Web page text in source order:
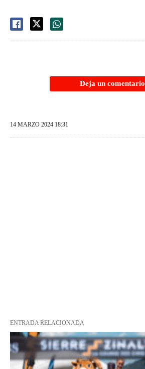
Deja un comentario
14 MARZO 2024 18:31
ENTRADA RELACIONADA